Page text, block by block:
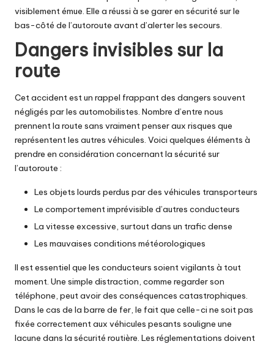
visiblement émue. Elle a réussi à se garer en sécurité sur le
bas-côté de l’autoroute avant d’alerter les secours.
Dangers invisibles sur la
route
Cet accident est un rappel frappant des dangers souvent
négligés par les automobilistes. Nombre d’entre nous
prennent la route sans vraiment penser aux risques que
représentent les autres véhicules. Voici quelques éléments à
prendre en considération concernant la sécurité sur
l’autoroute :
Les objets lourds perdus par des véhicules transporteurs
Le comportement imprévisible d’autres conducteurs
La vitesse excessive, surtout dans un trafic dense
Les mauvaises conditions météorologiques
Il est essentiel que les conducteurs soient vigilants à tout
moment. Une simple distraction, comme regarder son
téléphone, peut avoir des conséquences catastrophiques.
Dans le cas de la barre de fer, le fait que celle-ci ne soit pas
fixée correctement aux véhicules pesants souligne une
lacune dans la sécurité routière. Les réglementations doivent